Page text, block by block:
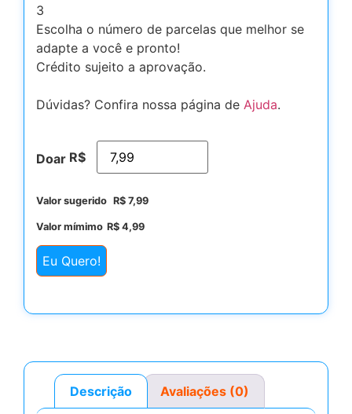
3
Escolha o número de parcelas que melhor se
adapte a você e pronto!
Crédito sujeito a aprovação.
Dúvidas? Confira nossa página de Ajuda.
Doar R$
Valor sugerido R$ 7,99
Valor mímimo R$ 4,99
Eu Quero!
Descrição Avaliações (0)